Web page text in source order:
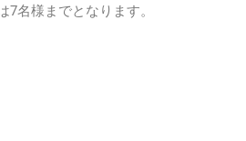
名様までとなります。